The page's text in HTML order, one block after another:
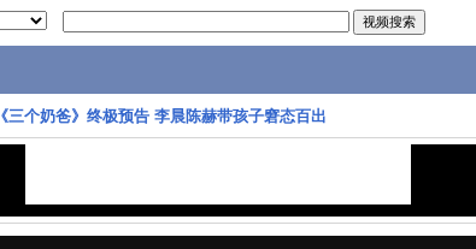
《三个奶爸》终极预告 李晨陈赫带孩子窘态百出